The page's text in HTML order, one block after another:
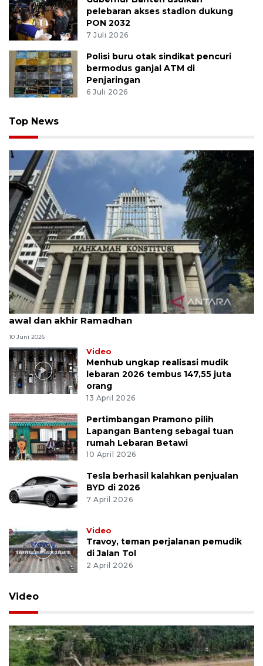
pelebaran akses stadion dukung
PON 2032
7 Juli 2026
Polisi buru otak sindikat pencuri
bermodus ganjal ATM di
Penjaringan
6 Juli 2026
Top News
MK uji materi UU Peradilan Agama perihal isbat
awal dan akhir Ramadhan
10 Juni 2026
Video
Menhub ungkap realisasi mudik
lebaran 2026 tembus 147,55 juta
orang
13 April 2026
Pertimbangan Pramono pilih
Lapangan Banteng sebagai tuan
rumah Lebaran Betawi
10 April 2026
Tesla berhasil kalahkan penjualan
BYD di 2026
7 April 2026
Video
Travoy, teman perjalanan pemudik
di Jalan Tol
2 April 2026
Video